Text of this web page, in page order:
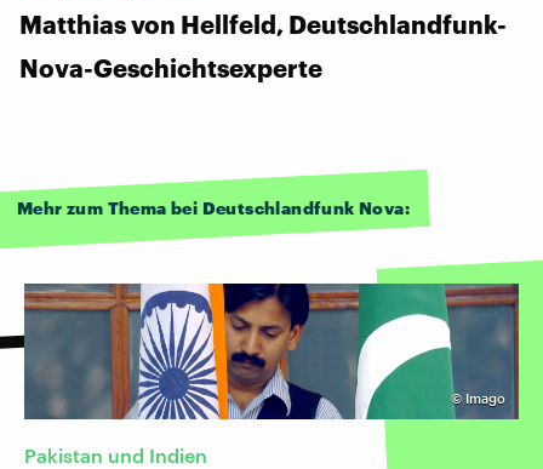
Matthias von Hellfeld, Deutschlandfunk-
Nova-Geschichtsexperte
Mehr zum Thema bei Deutschlandfunk Nova:
© Imago
Pakistan und Indien